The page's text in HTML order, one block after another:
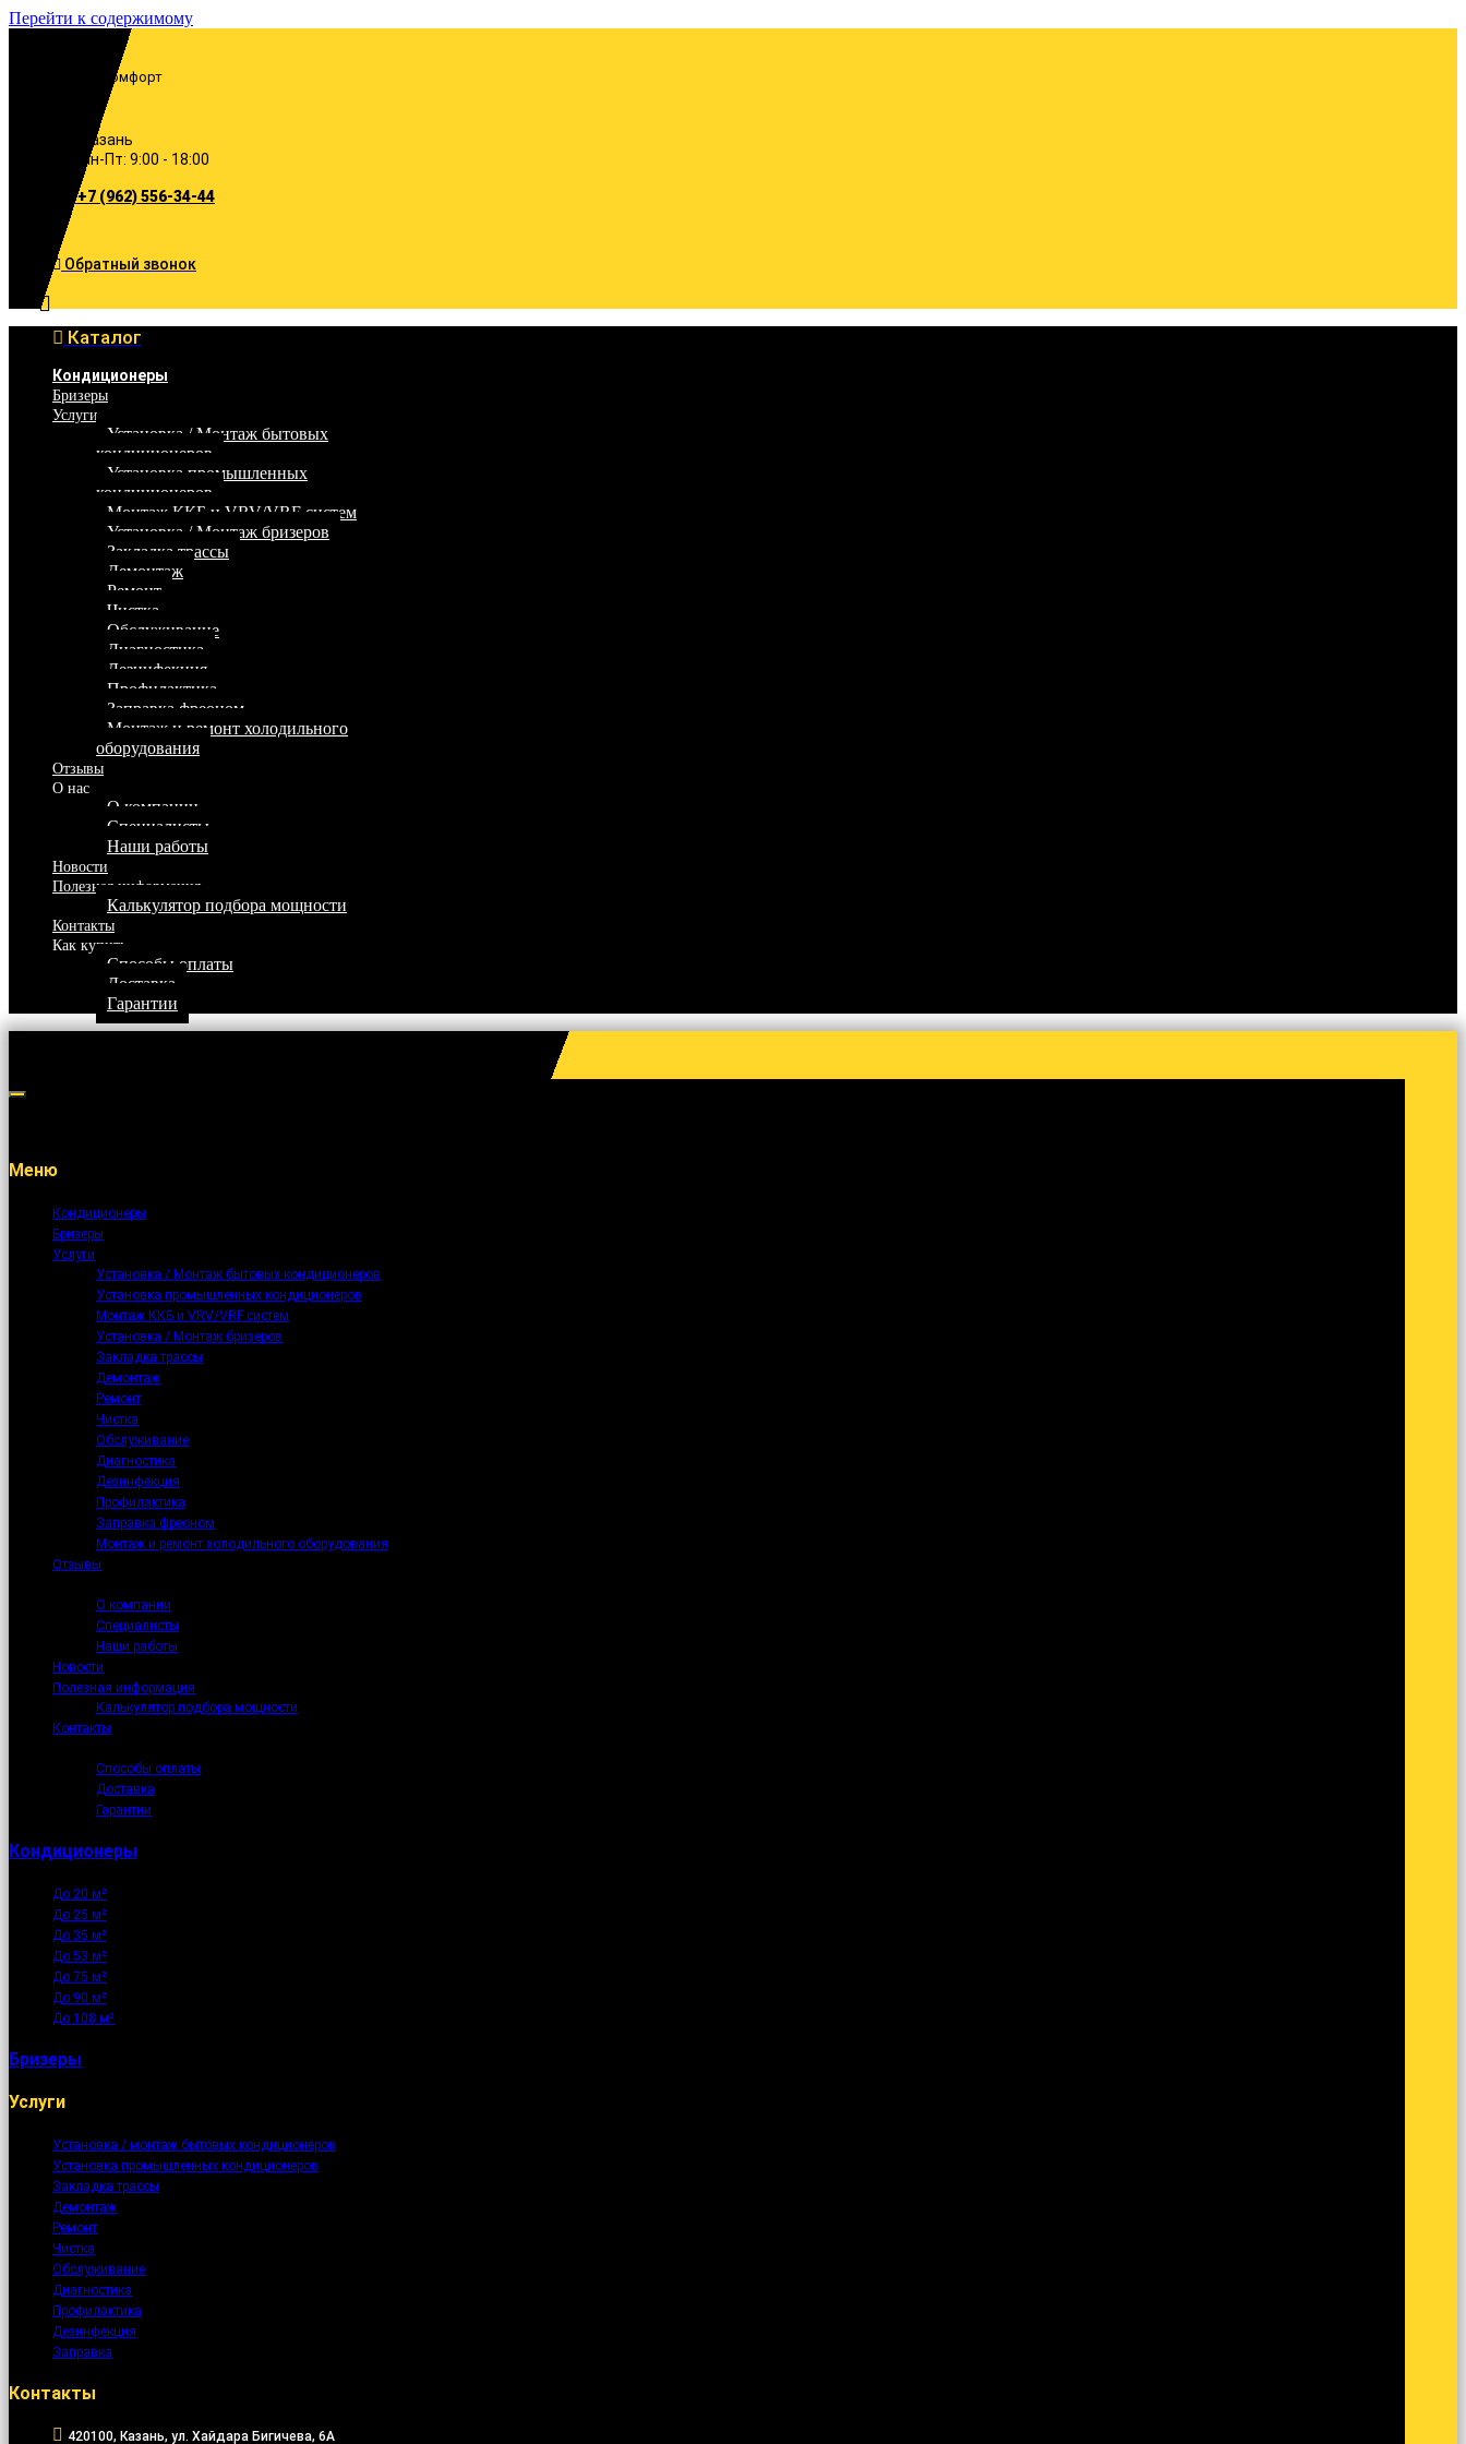
Перейти к содержимому
Включи комфорт
Казань
Пн-Пт: 9:00 - 18:00
+7 (962) 556-34-44
Обратный звонок
Каталог
Кондиционеры
Бризеры
Услуги
Установка / Монтаж бытовых
кондиционеров
Установка промышленных
кондиционеров
Монтаж ККБ и VRV/VRF систем
Установка / Монтаж бризеров
Закладка трассы
Демонтаж
Ремонт
Чистка
Обслуживание
Диагностика
Дезинфекция
Профилактика
Заправка фреоном
Монтаж и ремонт холодильного
оборудования
Отзывы
О нас
О компании
Специалисты
Наши работы
Новости
Полезная информация
Калькулятор подбора мощности
Контакты
Как купить
Способы оплаты
Доставка
Гарантии
Меню
Кондиционеры
Бризеры
Услуги
Установка / Монтаж бытовых кондиционеров
Установка промышленных кондиционеров
Монтаж ККБ и VRV/VRF систем
Установка / Монтаж бризеров
Закладка трассы
Демонтаж
Ремонт
Чистка
Обслуживание
Диагностика
Дезинфекция
Профилактика
Заправка фреоном
Монтаж и ремонт холодильного оборудования
Отзывы
О компании
Специалисты
Наши работы
Новости
Полезная информация
Калькулятор подбора мощности
Контакты
Способы оплаты
Доставка
Гарантии
Кондиционеры
До 20 м²
До 25 м²
До 35 м²
До 53 м²
До 75 м²
До 90 м²
До 108 м²
Бризеры
Услуги
Установка / монтаж бытовых кондиционеров
Установка промышленных кондиционеров
Закладка трассы
Демонтаж
Ремонт
Чистка
Обслуживание
Диагностика
Профилактика
Дезинфекция
Заправка
Контакты
420100, Казань, ул. Хайдара Бигичева, 6А